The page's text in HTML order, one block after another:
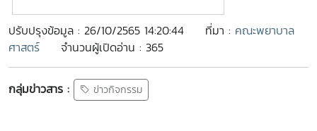
ปรับปรุงข้อมูล : 26/10/2565 14:20:44 ที่มา : คณะพยาบาล
ศาสตร์
จำนวนผู้เปิดอ่าน : 365
กลุ่มข่าวสาร : ข่าวกิจกรรม